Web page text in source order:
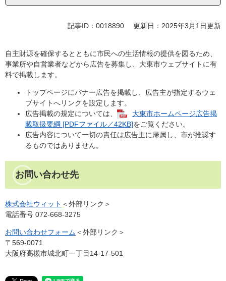
記事ID：0018890 更新日：2025年3月1日更新
自主財源を確保するとともに市民への生活情報の提供を図るため、
事業所や自営業者などから広告を募集し、大東市ウェブサイトに有
料で掲載します。
トップページにバナー広告を掲載し、広告主が指定するウェ
ブサイトへリンクを設定します。
広告掲載の規定については、
大東市ホームページ広告掲
載取扱要綱 [PDFファイル／42KB]をご覧ください。
広告内容について一切の責任は広告主に帰属し、市が推奨す
るものではありません。
お問い合わせ先
株式会社ウィット ＜外部リンク＞
​電話番号 072-668-3275
お問い合わせフォーム ＜外部リンク＞
〒569-0071
大阪府高槻市城北町一丁目14-17-501